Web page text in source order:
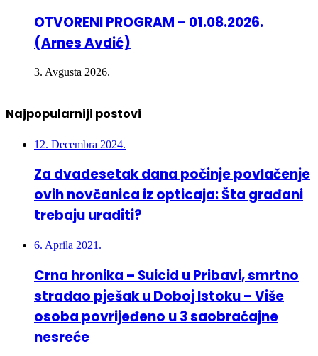
OTVORENI PROGRAM – 01.08.2026.
(Arnes Avdić)
3. Avgusta 2026.
Najpopularniji postovi
12. Decembra 2024.
Za dvadesetak dana počinje povlačenje
ovih novčanica iz opticaja: Šta građani
trebaju uraditi?
6. Aprila 2021.
Crna hronika – Suicid u Pribavi, smrtno
stradao pješak u Doboj Istoku – Više
osoba povrijeđeno u 3 saobraćajne
nesreće